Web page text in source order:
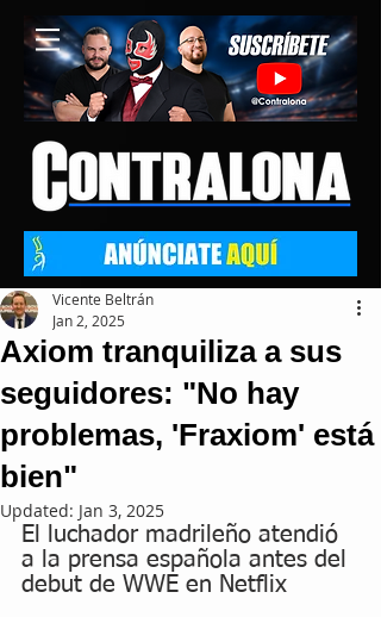
Axiom tranquiliza a sus
seguidores: "No hay
problemas, 'Fraxiom' está
bien"
Vicente Beltrán
Jan 2, 2025
Updated: Jan 3, 2025
El luchador madrileño atendió
a la prensa española antes del
debut de WWE en Netflix